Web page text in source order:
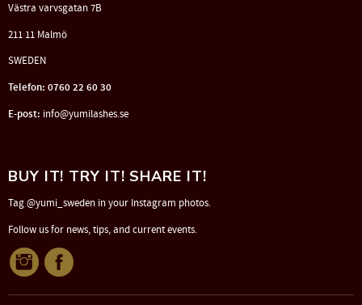
Västra varvsgatan 7B
211 11 Malmö
SWEDEN
Telefon: 0760 22 60 30
E-post: info@yumilashes.se
BUY IT! TRY IT! SHARE IT!
Tag @yumi_sweden in your Instagram photos.
Follow us for news, tips, and current events.